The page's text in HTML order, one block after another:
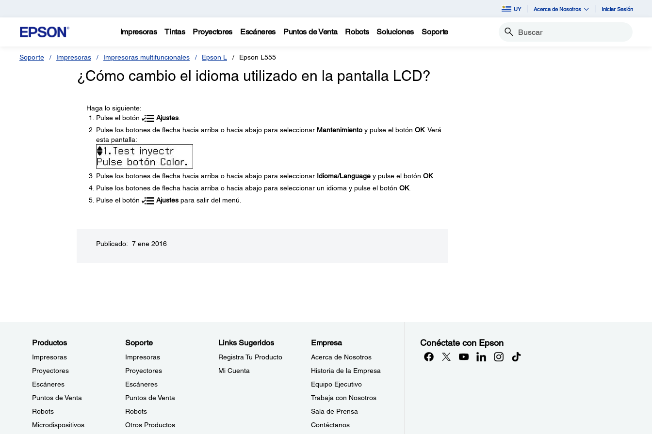
UY Acerca de Nosotros Iniciar Sesión
Impresoras Tintas Proyectores Escáneres Puntos de Venta Robots Soluciones Soporte Buscar
Soporte Impresoras Impresoras multifuncionales Epson L Epson L555
¿Cómo cambio el idioma utilizado en la pantalla LCD?
Haga lo siguiente:
Pulse el botón
Ajustes.
Pulse los botones de flecha hacia arriba o hacia abajo para seleccionar Mantenimientoy pulse el botón OK. Verá
esta pantalla:
Pulse los botones de flecha hacia arriba o hacia abajo para seleccionar Idioma/Languagey pulse el botón OK.
Pulse los botones de flecha hacia arriba o hacia abajo para seleccionar un idioma y pulse el botón OK.
Pulse el botón
Ajustespara salir del menú.
Publicado: 7 ene 2016
Productos
Impresoras
Proyectores
Escáneres
Puntos de Venta
Robots
Microdispositivos
Soporte
Impresoras
Proyectores
Escáneres
Puntos de Venta
Robots
Otros Productos
Links Sugeridos
Registra Tu Producto
Mi Cuenta
Empresa
Acerca de Nosotros
Historia de la Empresa
Equipo Ejecutivo
Trabaja con Nosotros
Sala de Prensa
Contáctanos
Conéctate con Epson